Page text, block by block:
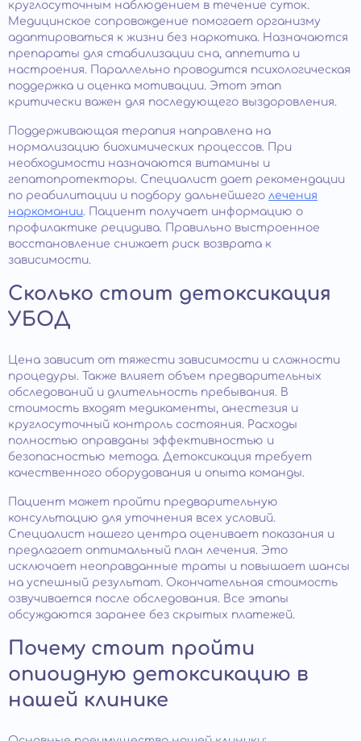
круглосуточным наблюдением в течение суток.
Медицинское сопровождение помогает организму
адаптироваться к жизни без наркотика. Назначаются
препараты для стабилизации сна, аппетита и
настроения. Параллельно проводится психологическая
поддержка и оценка мотивации. Этот этап
критически важен для последующего выздоровления.
Поддерживающая терапия направлена на
нормализацию биохимических процессов. При
необходимости назначаются витамины и
гепатопротекторы. Специалист дает рекомендации
по реабилитации и подбору дальнейшего лечения
наркомании. Пациент получает информацию о
профилактике рецидива. Правильно выстроенное
восстановление снижает риск возврата к
зависимости.
Сколько стоит детоксикация
УБОД
Цена зависит от тяжести зависимости и сложности
процедуры. Также влияет объем предварительных
обследований и длительность пребывания. В
стоимость входят медикаменты, анестезия и
круглосуточный контроль состояния. Расходы
полностью оправданы эффективностью и
безопасностью метода. Детоксикация требует
качественного оборудования и опыта команды.
Пациент может пройти предварительную
консультацию для уточнения всех условий.
Специалист нашего центра оценивает показания и
предлагает оптимальный план лечения. Это
исключает неоправданные траты и повышает шансы
на успешный результат. Окончательная стоимость
озвучивается после обследования. Все этапы
обсуждаются заранее без скрытых платежей.
Почему стоит пройти
опиоидную детоксикацию в
нашей клинике